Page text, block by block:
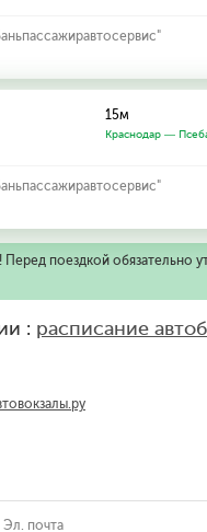
15м
Краснодар —
поездкой обязательно
: расписание